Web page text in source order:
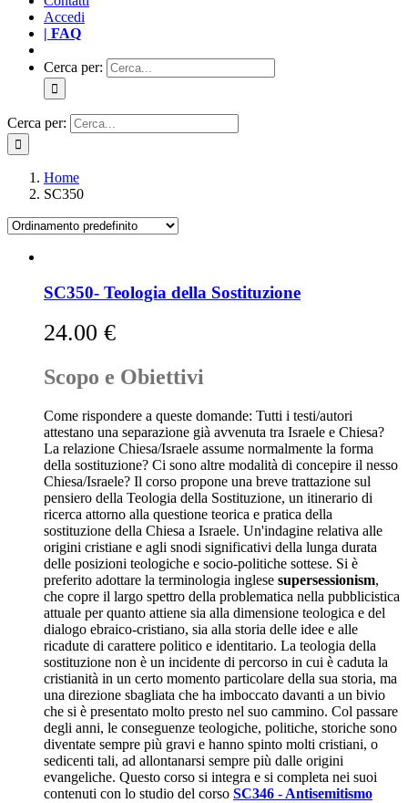
Accedi
| FAQ
Cerca per:
Cerca per:
Home
SC350
SC350- Teologia della Sostituzione
24.00 €
Scopo e Obiettivi
Come rispondere a queste domande: Tutti i testi/autori
attestano una separazione già avvenuta tra Israele e Chiesa?
La relazione Chiesa/Israele assume normalmente la forma
della sostituzione? Ci sono altre modalità di concepire il nesso
Chiesa/Israele? Il corso propone una breve trattazione sul
pensiero della Teologia della Sostituzione, un itinerario di
ricerca attorno alla questione teorica e pratica della
sostituzione della Chiesa a Israele. Un'indagine relativa alle
origini cristiane e agli snodi significativi della lunga durata
delle posizioni teologiche e socio-politiche sottese. Si è
preferito adottare la terminologia inglese supersessionism,
che copre il largo spettro della problematica nella pubblicistica
attuale per quanto attiene sia alla dimensione teologica e del
dialogo ebraico-cristiano, sia alla storia delle idee e alle
ricadute di carattere politico e identitario. La teologia della
sostituzione non è un incidente di percorso in cui è caduta la
cristianità in un certo momento particolare della sua storia, ma
una direzione sbagliata che ha imboccato davanti a un bivio
che si è presentato molto presto nel suo cammino. Col passare
degli anni, le conseguenze teologiche, politiche, storiche sono
diventate sempre più gravi e hanno spinto molti cristiani, o
sedicenti tali, ad allontanarsi sempre più dalle origini
evangeliche. Questo corso si integra e si completa nei suoi
contenuti con lo studio del corso SC346 - Antisemitismo